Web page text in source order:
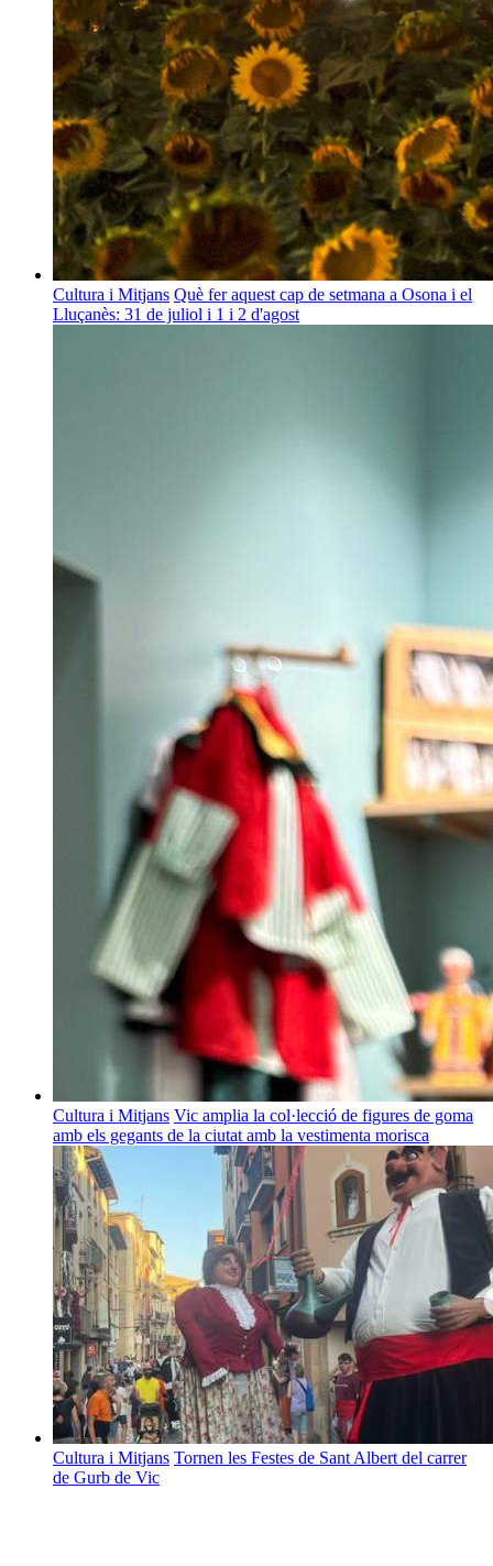
Cultura i Mitjans Què fer aquest cap de setmana a Osona i el
Lluçanès: 31 de juliol i 1 i 2 d'agost
Cultura i Mitjans Vic amplia la col·lecció de figures de goma
amb els gegants de la ciutat amb la vestimenta morisca
Cultura i Mitjans Tornen les Festes de Sant Albert del carrer
de Gurb de Vic